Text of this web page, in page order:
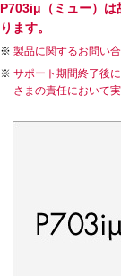
P703iμ（ミュー）は
ります。
製品に関するお問い
サポート期間終了後
さまの責任において